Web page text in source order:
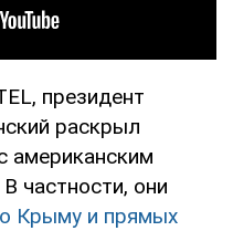
президент
раскрыл
американским
частности, они
Крыму и прямых